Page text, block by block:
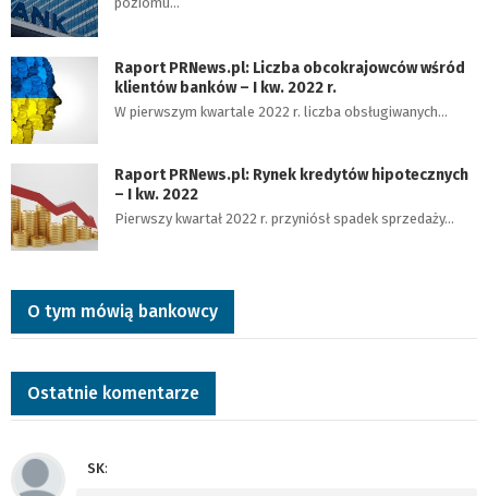
Raport PRNews.pl: Liczba obcokrajowców wśród
klientów banków – I kw. 2022 r.
W pierwszym kwartale 2022 r. liczba obsługiwanych…
Raport PRNews.pl: Rynek kredytów hipotecznych
– I kw. 2022
Pierwszy kwartał 2022 r. przyniósł spadek sprzedaży…
O tym mówią bankowcy
Ostatnie komentarze
SK: